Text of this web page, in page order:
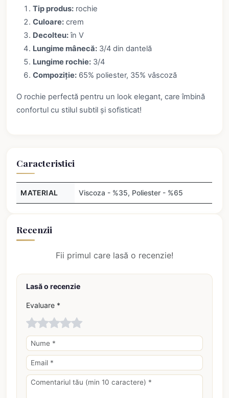
Tip produs: rochie
Culoare: crem
Decolteu:în V
Lungime mânecă: 3/4 din dantelă
Lungime rochie: 3/4
Compoziție: 65% poliester, 35% vâscoză
O rochie perfectă pentru un look elegant, care îmbină
confortul cu stilul subtil și sofisticat!
Caracteristici
MATERIAL Viscoza - %35, Poliester - %65
Recenzii
Fii primul care lasă o recenzie!
Lasă o recenzie
Evaluare *